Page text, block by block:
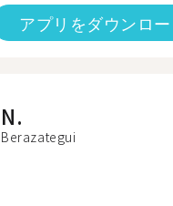
アプリをダウンロ
N.
Berazategui